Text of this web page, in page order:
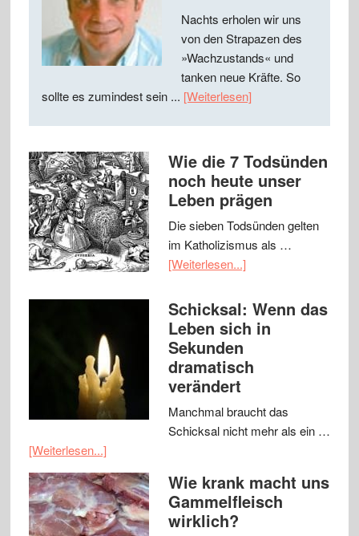
Nachts erholen wir uns
von den Strapazen des
»Wachzustands« und
tanken neue Kräfte. So
sollte es zumindest sein ... [Weiterlesen]
Wie die 7 Todsünden
noch heute unser
Leben prägen
Die sieben Todsünden gelten
im Katholizismus als …
[Weiterlesen...]
Schicksal: Wenn das
Leben sich in
Sekunden
dramatisch
verändert
Manchmal braucht das
Schicksal nicht mehr als ein …
[Weiterlesen...]
Wie krank macht uns
Gammelfleisch
wirklich?